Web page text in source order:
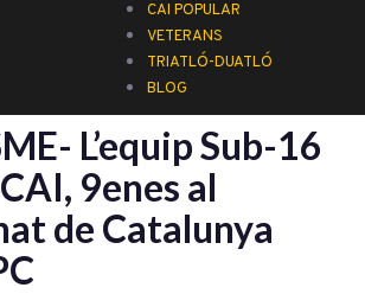
CAI POPULAR
VETERANS
TRIATLÓ-DUATLÓ
BLOG
L’equip Sub-16
9enes al
de Catalunya